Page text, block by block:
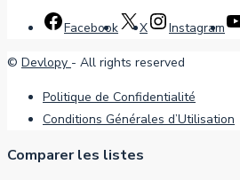
Facebook X Instagram
© Devlopy - All rights reserved
Politique de Confidentialité
Conditions Générales d’Utilisation
Comparer les listes